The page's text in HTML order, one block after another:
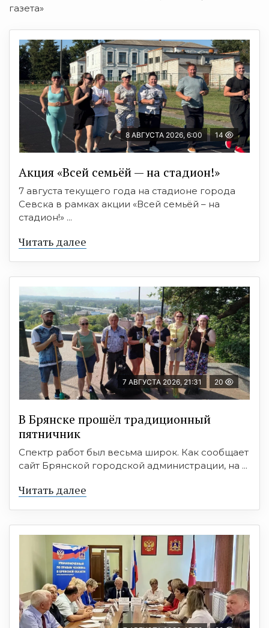
газета»
8 АВГУСТА 2026, 6:00 14
Акция «Всей семьёй — на стадион!»
7 августа текущего года на стадионе города
Севска в рамках акции «Всей семьёй – на
стадион!» ...
Читать далее
7 АВГУСТА 2026, 21:31 20
В Брянске прошёл традиционный
пятничник
Спектр работ был весьма широк. Как сообщает
сайт Брянской городской администрации, на ...
Читать далее